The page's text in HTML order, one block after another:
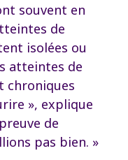
souvent en
de
isolées ou
atteintes de
chroniques
», explique
de
pas bien. »